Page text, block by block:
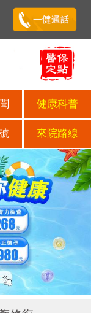
健康科普
來院路線